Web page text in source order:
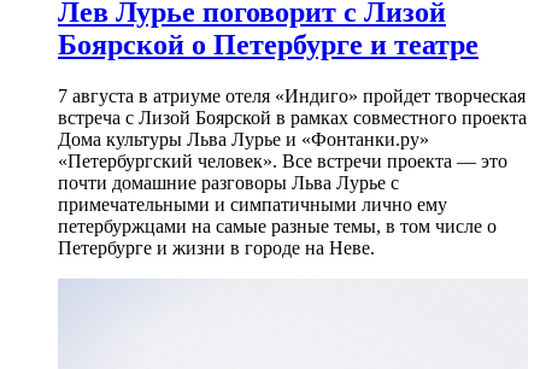
Лев Лурье поговорит с Лизой
Боярской о Петербурге и театре
7 августа в атриуме отеля «Индиго» пройдет творческая
встреча с Лизой Боярской в рамках совместного проекта
Дома культуры Льва Лурье и «Фонтанки.ру»
«Петербургский человек». Все встречи проекта — это
почти домашние разговоры Льва Лурье с
примечательными и симпатичными лично ему
петербуржцами на самые разные темы, в том числе о
Петербурге и жизни в городе на Неве.